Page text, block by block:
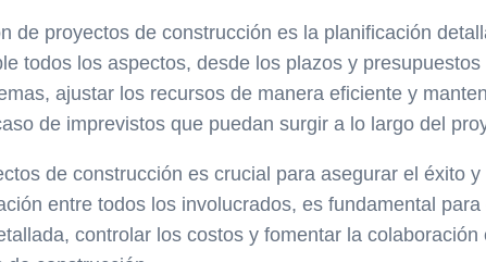
de proyectos de construcción es la planificación
todos los aspectos, desde los plazos y
ajustar los recursos de manera eficiente y
de imprevistos que puedan surgir a lo largo del
de construcción es crucial para asegurar el éxito
entre todos los involucrados, es fundamental
controlar los costos y fomentar la